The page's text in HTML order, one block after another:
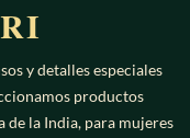
y detalles especiales
productos
de la India, para mujeres